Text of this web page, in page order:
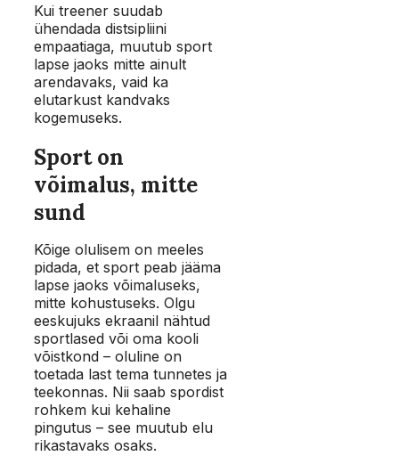
Kui treener suudab
ühendada distsipliini
empaatiaga, muutub sport
lapse jaoks mitte ainult
arendavaks, vaid ka
elutarkust kandvaks
kogemuseks.
Sport on
võimalus, mitte
sund
Kõige olulisem on meeles
pidada, et sport peab jääma
lapse jaoks võimaluseks,
mitte kohustuseks. Olgu
eeskujuks ekraanil nähtud
sportlased või oma kooli
võistkond – oluline on
toetada last tema tunnetes ja
teekonnas. Nii saab spordist
rohkem kui kehaline
pingutus – see muutub elu
rikastavaks osaks.